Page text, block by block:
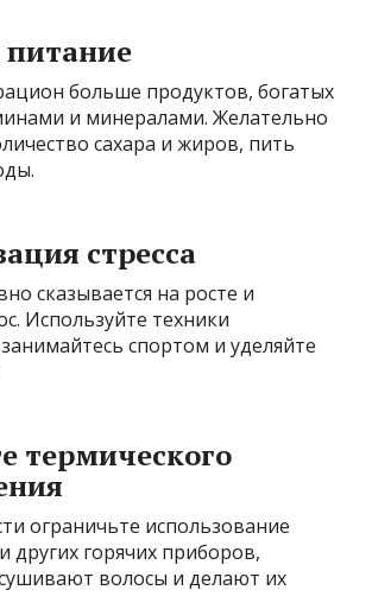
питание
больше продуктов, богатых
и минералами. Желательно
сахара и жиров, пить
стресса
сказывается на росте и
Используйте техники
спортом и уделяйте
термического
ограничьте использование
других горячих приборов,
волосы и делают их